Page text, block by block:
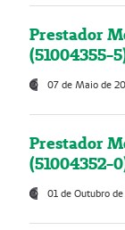
Prestador
(51004355-
07 de Maio de
Prestador
(51004352-
01 de Outubro